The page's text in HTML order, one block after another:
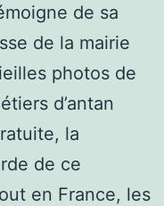
de sa
de la mairie
photos de
d’antan
la
de ce
en France, les